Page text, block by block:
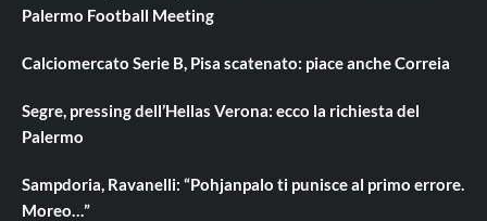
Palermo Football Meeting
Calciomercato Serie B, Pisa scatenato: piace anche Correia
Segre, pressing dell’Hellas Verona: ecco la richiesta del
Palermo
Sampdoria, Ravanelli: “Pohjanpalo ti punisce al primo errore.
Moreo…”